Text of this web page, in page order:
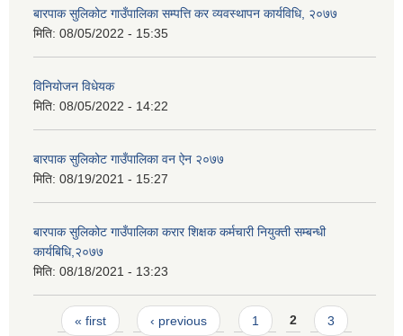
बारपाक सुलिकोट गाउँपालिका सम्पत्ति कर व्यवस्थापन कार्यविधि, २०७७
मिति: 08/05/2022 - 15:35
विनियोजन विधेयक
मिति: 08/05/2022 - 14:22
बारपाक सुलिकोट गाउँपालिका वन ऐन २०७७
मिति: 08/19/2021 - 15:27
बारपाक सुलिकोट गाउँपालिका करार शिक्षक कर्मचारी नियुक्ती सम्बन्धी
कार्यबिधि,२०७७
मिति: 08/18/2021 - 13:23
Pages
« first ‹ previous 1 2 3